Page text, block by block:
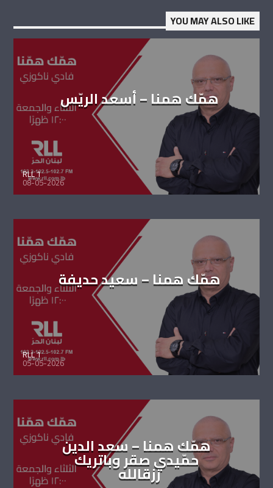
YOU MAY ALSO LIKE
همّك همنا – أسعد الريّس
RLL 1
08-05-2026
همّك همنا – سعيد حديفة
RLL 1
05-05-2026
همّك همنا – سعد الدين
حمّيدي صقر وباتريك
رزقالله